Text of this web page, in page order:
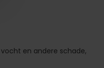
en andere schade,